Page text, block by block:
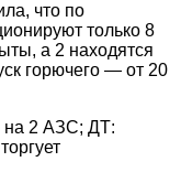
что по
только 8
а 2 находятся
горючего — от 20
на 2 АЗС; ДТ: